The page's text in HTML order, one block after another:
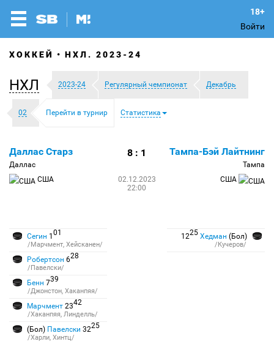
Войти
ХОККЕЙ НХЛ. 2023-24
НХЛ 2023-24 Регулярный чемпионат Декабрь
02 Перейти в турнир Статистика
Даллас Старз
Даллас
США
8 : 1
02.12.2023
22:00
Тампа-Бэй Лайтнинг
Тампа
США
Сегин 1 01
/Марчмент, Хейсканен/
Робертсон 628
/Павелски/
Бенн 739
/Джонстон, Хаканпяя/
Марчмент 2342
/Хаканпяя, Линделль/
(Бол) Павелски 3225
/Харли, Хинтц/
1225 Хедман (Бол)
/Кучеров/